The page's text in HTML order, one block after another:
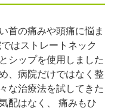
首の痛みや頭痛に悩ま
はストレートネック
シップを使用しました
、病院だけではなく整
な治療法を試してきた
配はなく、 痛みもひ